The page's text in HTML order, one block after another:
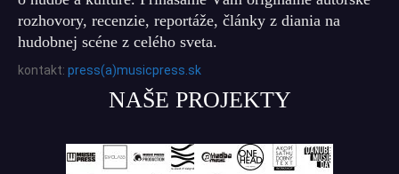
rozhovory, recenzie, reportáže, články z diania na
hudobnej scéne z celého sveta.
kontakt: press(a)musicpress.sk
NAŠE PROJEKTY